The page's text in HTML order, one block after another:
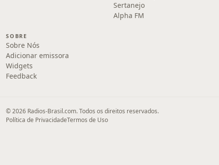
Sertanejo
Alpha FM
SOBRE
Sobre Nós
Adicionar emissora
Widgets
Feedback
© 2026 Radios-Brasil.com. Todos os direitos reservados.
Política de PrivacidadeTermos de Uso